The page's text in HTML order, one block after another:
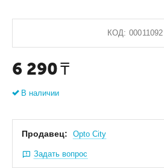
КОД: 00011092
6 290 ₸
В наличии
Продавец: Оpto City
Задать вопрос